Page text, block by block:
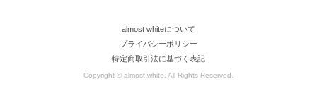
almost whiteについて
プライバシーポリシー
特定商取引法に基づく表記
Copyright © almost white. All Rights Reserved.